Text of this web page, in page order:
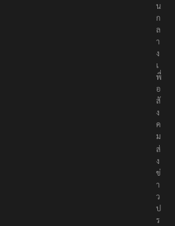
น
ก
ล
า
ง
เ
พื่
อ
สั
ง
ค
ม
ส่
ง
ข่
า
ว
ป
ร